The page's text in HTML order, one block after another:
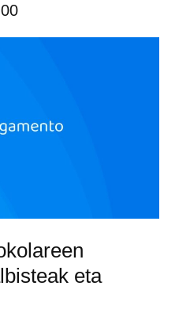
eta